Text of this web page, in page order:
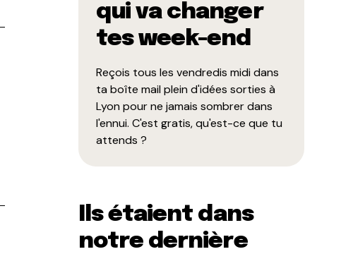
qui va changer
tes week-end
Reçois tous les vendredis midi dans
ta boîte mail plein d'idées sorties à
Lyon pour ne jamais sombrer dans
l'ennui. C'est gratis, qu'est-ce que tu
attends ?
Ils étaient dans
notre dernière